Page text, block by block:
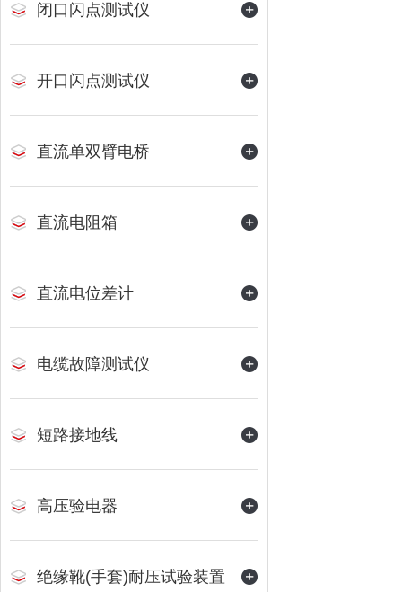
闭口闪点测试仪
开口闪点测试仪
直流单双臂电桥
直流电阻箱
直流电位差计
电缆故障测试仪
短路接地线
高压验电器
绝缘靴(手套)耐压试验装置